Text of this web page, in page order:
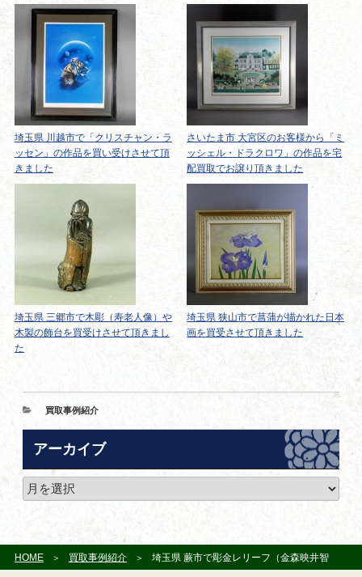
埼玉県 川越市で「クリスチャン・ラ
ッセン」の作品を買い受けさせて頂
きました
さいたま市 大宮区のお客様から「ミ
ッシェル・ドラクロワ」の作品を宅
配買取でお譲り頂きました
埼玉県 三郷市で木彫（寿老人像）や
木製の飾台を買受けさせて頂きまし
た
埼玉県 狭山市で菖蒲が描かれた日本
画を買受させて頂きました
カ
リ
買取事例紹介
アーカイブ
ア
ー
ブ
HOME 買取事例紹介 埼玉県 蕨市で彫金レリーフ（金森映井智・小林尚珉）を買い取らせて頂きました